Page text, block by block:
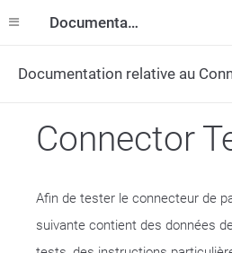
Documentation
Documentation relative au
Connector
Afin de tester le connecteur de
suivante contient des données